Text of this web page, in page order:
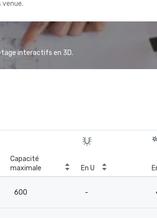
venue.
interactifs en 3D.
Capacité
maximale
En U
600 -